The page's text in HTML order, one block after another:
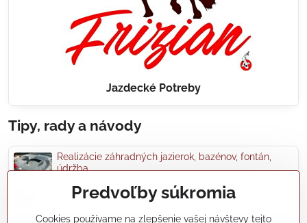
Jazdecké Potreby
Tipy, rady a návody
Realizácie záhradných jazierok, bazénov, fontán,
údržba...
Články a blogy
Predvoľby súkromia
Cookies používame na zlepšenie vašej návštevy tejto